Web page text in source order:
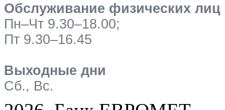
Обслуживание физических лиц
Пн–Чт 9.30–18.00;
Пт 9.30–16.45
Выходные дни
Сб., Вс.